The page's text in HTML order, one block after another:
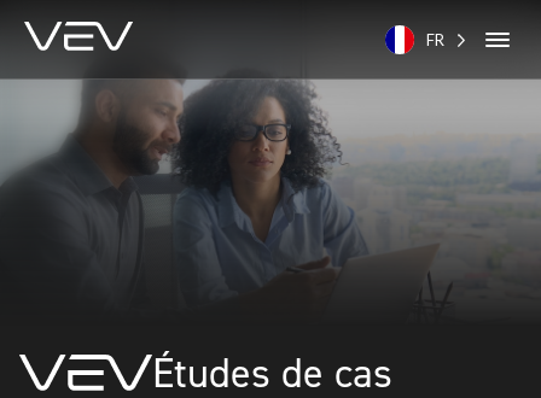
FR
Études de cas